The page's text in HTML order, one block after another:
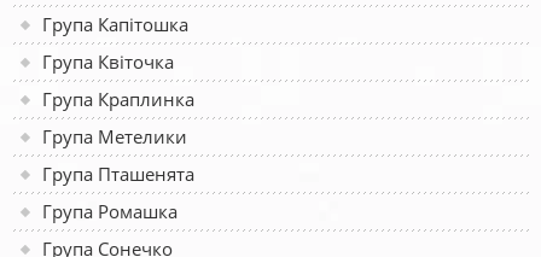
Група Капітошка
Група Квіточка
Група Краплинка
Група Метелики
Група Пташенята
Група Ромашка
Група Сонечко